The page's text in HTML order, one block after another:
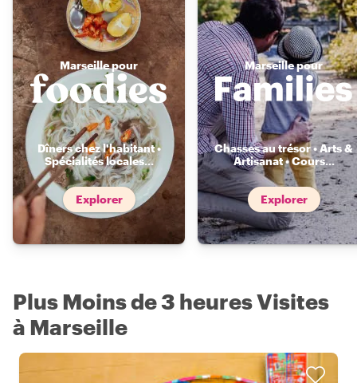
Marseille pour
Dîners chez l'habitant •
Spécialités locales...
Explorer
Marseille pour
Chasses au trésor • Arts &
Artisanat • Cours...
Explorer
Plus Moins de 3 heures Visites
à Marseille